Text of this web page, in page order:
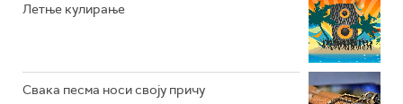
Летње кулирање
Свака песма носи своју причу